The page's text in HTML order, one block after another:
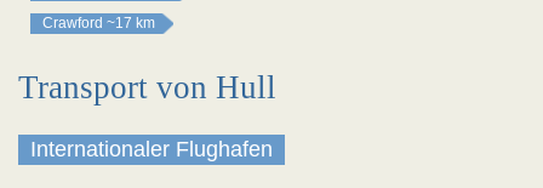
Crawford ~17 km
Transport von Hull
Internationaler Flughafen